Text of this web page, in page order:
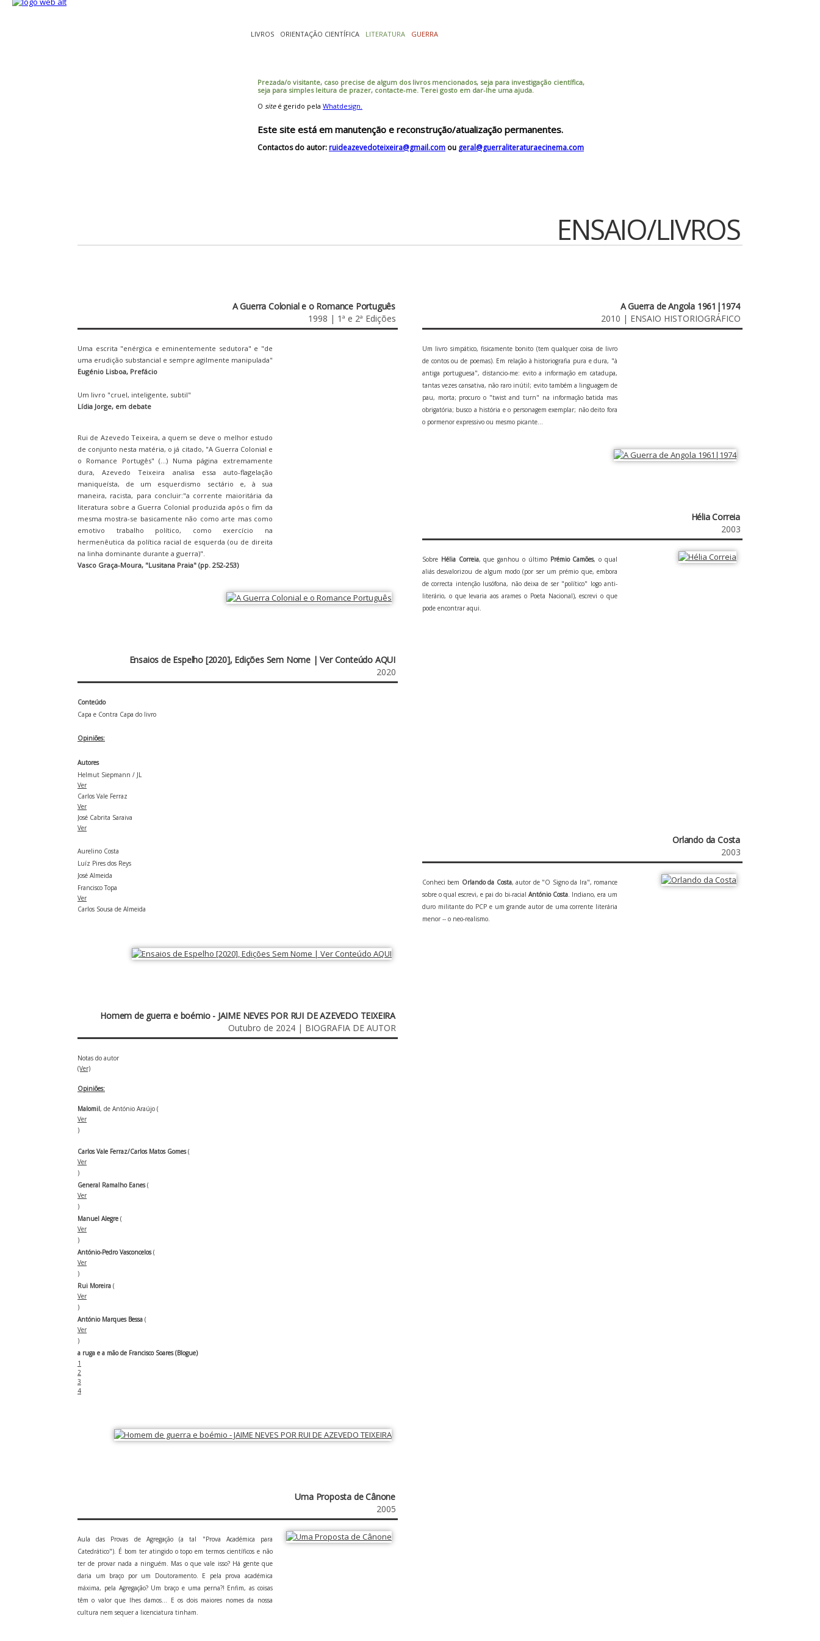
LIVROS ORIENTAÇÃO CIENTÍFICA LITERATURA GUERRA
Prezada/o visitante, caso precise de algum dos livros mencionados, seja para investigação científica,
seja para simples leitura de prazer, contacte-me. Terei gosto em dar-lhe uma ajuda.
O siteé gerido pela Whatdesign.
Este site está em manutenção e reconstrução/atualização permanentes.
Contactos do autor:ruideazevedoteixeira@gmail.com ou geral@guerraliteraturaecinema.com
ENSAIO/LIVROS
A Guerra Colonial e o Romance Português
1998 | 1ª e 2ª Edições
Uma escrita "enérgica e eminentemente sedutora" e "de
uma erudição substancial e sempre agilmente manipulada"
Eugénio Lisboa, Prefácio
Um livro "cruel, inteligente, subtil"
Lídia Jorge, em debate
Rui de Azevedo Teixeira, a quem se deve o melhor estudo
de conjunto nesta matéria, o já citado, "A Guerra Colonial e
o Romance Portugês" (...) Numa página extremamente
dura, Azevedo Teixeira analisa essa auto-flagelação
maniqueísta, de um esquerdismo sectário e, à sua
maneira, racista, para concluir:"a corrente maioritária da
literatura sobre a Guerra Colonial produzida após o fim da
mesma mostra-se basicamente não como arte mas como
emotivo trabalho político, como exercício na
hermenêutica da política racial de esquerda (ou de direita
na linha dominante durante a guerra)".
Vasco Graça-Moura, "Lusitana Praia" (pp. 252-253)
Ensaios de Espelho [2020], Edições Sem Nome | Ver Conteúdo AQUI
2020
Conteúdo
Capa e Contra Capa do livro
Opiniões:
Autores
Helmut Siepmann / JL
Ver
Carlos Vale Ferraz
Ver
José Cabrita Saraiva
Ver
Aurelino Costa
Luíz Pires dos Reys
José Almeida
Francisco Topa
Ver
Carlos Sousa de Almeida
Homem de guerra e boémio - JAIME NEVES POR RUI DE AZEVEDO TEIXEIRA
Outubro de 2024 | BIOGRAFIA DE AUTOR
Notas do autor
(Ver)
Opiniões:
Malomil, de António Araújo (
Ver
)
Carlos Vale Ferraz/Carlos Matos Gomes(
Ver
)
General Ramalho Eanes(
Ver
)
Manuel Alegre (
Ver
)
António-Pedro Vasconcelos(
Ver
)
Rui Moreira (
Ver
)
António Marques Bessa (
Ver
)
a ruga e a mão de Francisco Soares (Blogue)
1
2
3
4
Uma Proposta de Cânone
2005
Aula das Provas de Agregação (a tal "Prova Académica para
Catedrático"). É bom ter atingido o topo em termos científicos e não
ter de provar nada a ninguém. Mas o que vale isso? Há gente que
daria um braço por um Doutoramento. E pela prova académica
máxima, pela Agregação? Um braço e uma perna?! Enfim, as coisas
têm o valor que lhes damos... E os dois maiores nomes da nossa
cultura nem sequer a licenciatura tinham.
A Guerra de Angola 1961|1974
2010 | ENSAIO HISTORIOGRÁFICO
Um livro simpático, fisicamente bonito (tem qualquer coisa de livro
de contos ou de poemas). Em relação à historiografia pura e dura, "à
antiga portuguesa", distancio-me: evito a informação em catadupa,
tantas vezes cansativa, não raro inútil; evito também a linguagem de
pau, morta; procuro o "twist and turn" na informação batida mas
obrigatória; busco a história e o personagem exemplar; não deito fora
o pormenor expressivo ou mesmo picante...
Hélia Correia
2003
SobreHélia Correia, que ganhou o último Prémio Camões, o qual
aliás desvalorizou de algum modo (por ser um prémio que, embora
de correcta intenção lusófona, não deixa de ser "político" logo anti-
literário, o que levaria aos arames o Poeta Nacional), escrevi o que
pode encontrar aqui.
Orlando da Costa
2003
Conheci bem Orlando da Costa, autor de "O Signo da Ira", romance
sobre o qual escrevi, e pai do bi-racial António Costa. Indiano, era um
duro militante do PCP e um grande autor de uma corrente literária
menor -- o neo-realismo.